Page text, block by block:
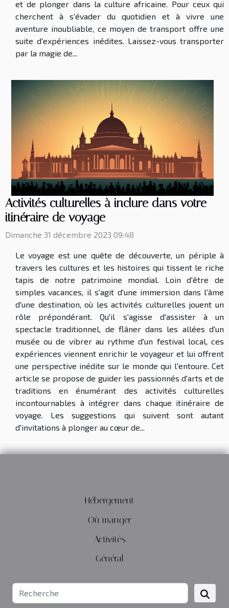
et de plonger dans la culture africaine. Pour ceux qui
cherchent à s'évader du quotidien et à vivre une
aventure inoubliable, ce moyen de transport offre une
suite d'expériences inédites. Laissez-vous transporter
par la magie de...
Activités culturelles à inclure dans votre
itinéraire de voyage
Dimanche 31 décembre 2023 09:48
Le voyage est une quête de découverte, un périple à
travers les cultures et les histoires qui tissent le riche
tapis de notre patrimoine mondial. Loin d'être de
simples vacances, il s'agit d'une immersion dans l'âme
d'une destination, où les activités culturelles jouent un
rôle prépondérant. Qu'il s'agisse d'assister à un
spectacle traditionnel, de flâner dans les allées d'un
musée ou de vibrer au rythme d'un festival local, ces
expériences viennent enrichir le voyageur et lui offrent
une perspective inédite sur le monde qui l'entoure. Cet
article se propose de guider les passionnés d'arts et de
traditions en énumérant des activités culturelles
incontournables à intégrer dans chaque itinéraire de
voyage. Les suggestions qui suivent sont autant
d'invitations à plonger au cœur de...
Hébergement
Où manger
Activités
Général